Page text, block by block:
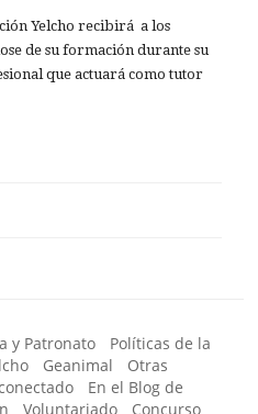
Yelcho recibirá a los
de su formación durante su
que actuará como tutor
y Patronato
Políticas de la
Geanimal
Otras
En el Blog de
Voluntariado Concurso